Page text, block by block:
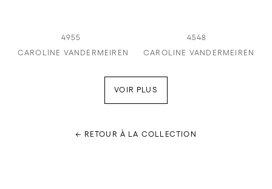
4955
CAROLINE VANDERMEIREN
4548
CAROLINE VANDERMEIREN
VOIR PLUS
← RETOUR À LA COLLECTION